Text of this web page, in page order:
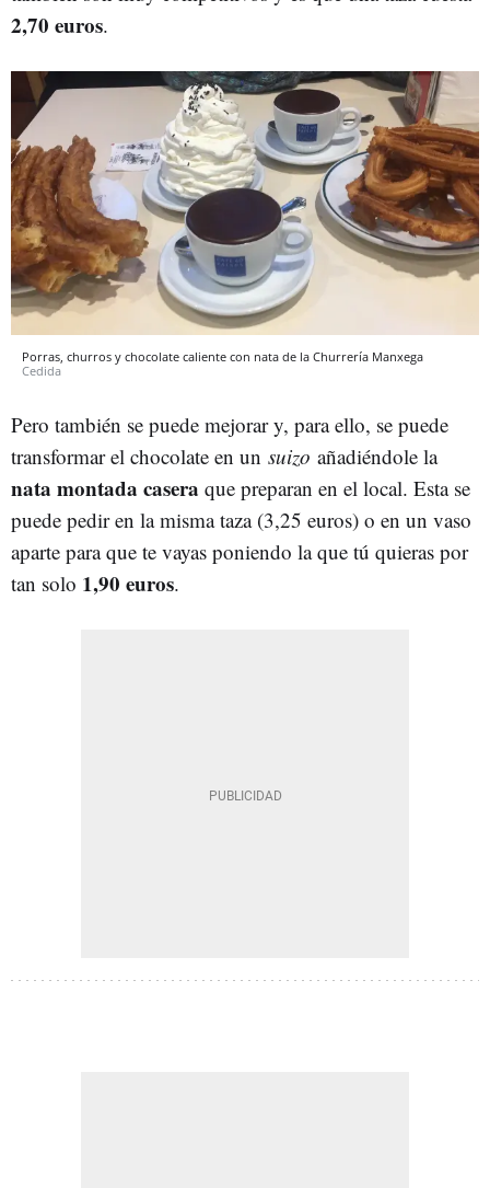
2,70 euros.
Porras, churros y chocolate caliente con nata de la Churrería Manxega
Cedida
Pero también se puede mejorar y, para ello, se puede
transformar el chocolate en un suizo añadiéndole la
nata montada casera que preparan en el local. Esta se
puede pedir en la misma taza (3,25 euros) o en un vaso
aparte para que te vayas poniendo la que tú quieras por
tan solo 1,90 euros.